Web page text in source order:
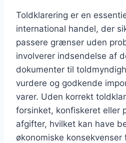
Toldklarering er en
international handel, der
passere grænser uden
involverer indsendelse af
dokumenter til
vurdere og godkende
varer. Uden korrekt
forsinket, konfiskeret eller
afgifter, hvilket kan have
økonomiske konsekvenser